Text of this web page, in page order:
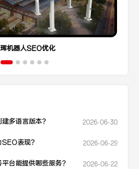
机器人SEO优化
多语言版本？ 2026-06-30
表现？ 2026-06-29
台能提供哪些服务？ 2026-06-22